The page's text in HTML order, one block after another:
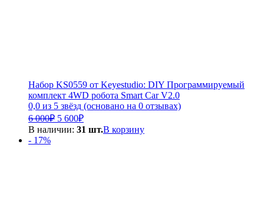
Набор KS0559 от Keyestudio: DIY Программируемый
комплект 4WD робота Smart Car V2.0
0,0 из 5 звёзд (основано на 0 отзывах)
6 000₽ Первоначальная
цена
5 600₽Текущая
цена:
В наличии: 31 шт.В корзину
- 17%